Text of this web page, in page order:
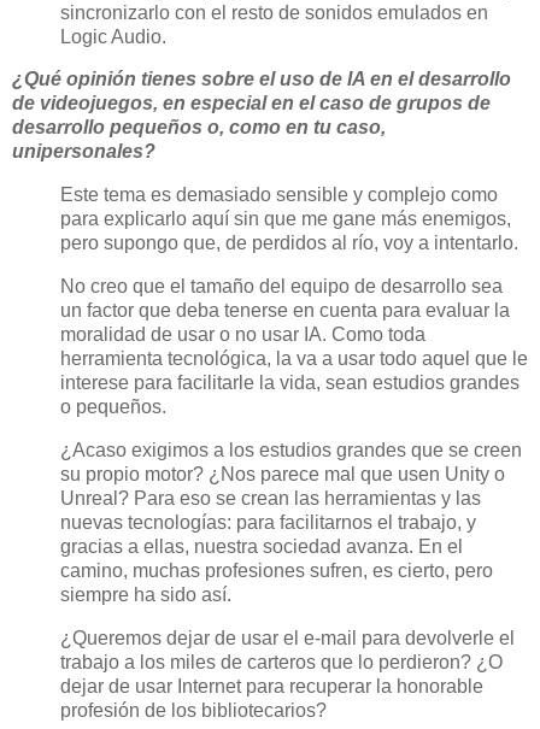
sincronizarlo con el resto de sonidos emulados en
Logic Audio.
¿Qué opinión tienes sobre el uso de IA en el desarrollo
de videojuegos, en especial en el caso de grupos de
desarrollo pequeños o, como en tu caso,
unipersonales?
Este tema es demasiado sensible y complejo como
para explicarlo aquí sin que me gane más enemigos,
pero supongo que, de perdidos al río, voy a intentarlo.
No creo que el tamaño del equipo de desarrollo sea
un factor que deba tenerse en cuenta para evaluar la
moralidad de usar o no usar IA. Como toda
herramienta tecnológica, la va a usar todo aquel que le
interese para facilitarle la vida, sean estudios grandes
o pequeños.
¿Acaso exigimos a los estudios grandes que se creen
su propio motor? ¿Nos parece mal que usen Unity o
Unreal? Para eso se crean las herramientas y las
nuevas tecnologías: para facilitarnos el trabajo, y
gracias a ellas, nuestra sociedad avanza. En el
camino, muchas profesiones sufren, es cierto, pero
siempre ha sido así.
¿Queremos dejar de usar el e-mail para devolverle el
trabajo a los miles de carteros que lo perdieron? ¿O
dejar de usar Internet para recuperar la honorable
profesión de los bibliotecarios?